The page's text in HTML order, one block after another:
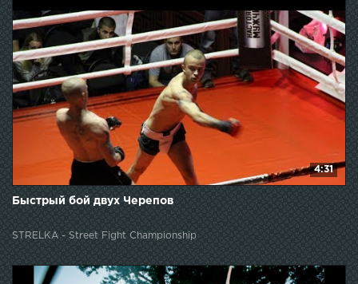
4:31
Быстрый бой двух Черепов
STRELKA - Street Fight Championship